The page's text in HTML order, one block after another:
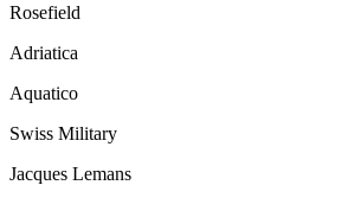
Rosefield
Adriatica
Aquatico
Swiss Military
Jacques Lemans